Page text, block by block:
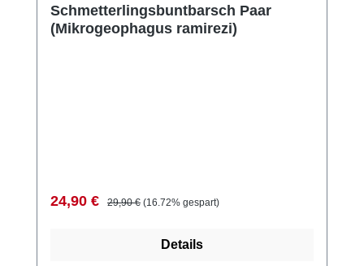
Schmetterlingsbuntbarsch Paar
(Mikrogeophagus ramirezi)
Verkaufspreis:
24,90 € Regulärer Preis:
29,90 € (16.72% gespart)
Details